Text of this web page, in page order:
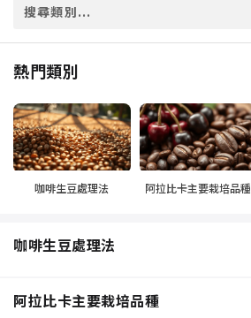
熱門類別
咖啡生豆處理法 阿拉比卡主要栽培品種
咖啡生豆處理法
阿拉比卡主要栽培品種